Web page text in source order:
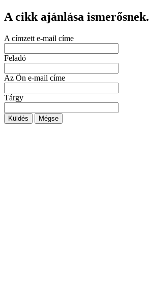
A cikk ajánlása ismerősnek.
A címzett e-mail címe
Feladó
Az Ön e-mail címe
Tárgy
Küldés Mégse